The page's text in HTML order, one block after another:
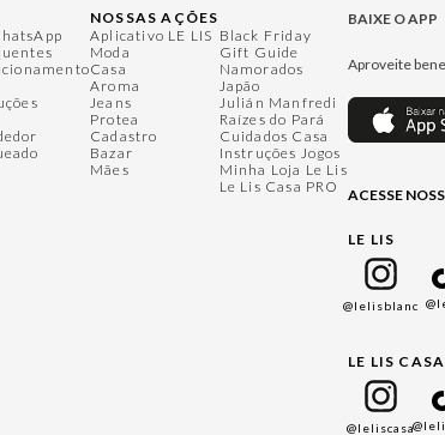
NOSSAS AÇÕES
Aplicativo LE LIS
Moda
Casa
Aroma
Jeans
Protea
Cadastro
Bazar
Mães
Black Friday
Gift Guide
Namorados
Japão
Julián Manfredi
Raízes do Pará
Cuidados Casa
Instruções Jogos
Minha Loja Le Lis
Le Lis Casa PRO
BAIXE O APP
Aproveite
ACESSE
LE LIS
@lelisblanc
LE LIS CASA
@leliscasa